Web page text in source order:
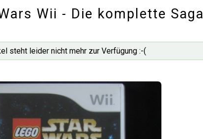
Wii - Die komplette Saga
steht leider nicht mehr zur Verfügung :-(